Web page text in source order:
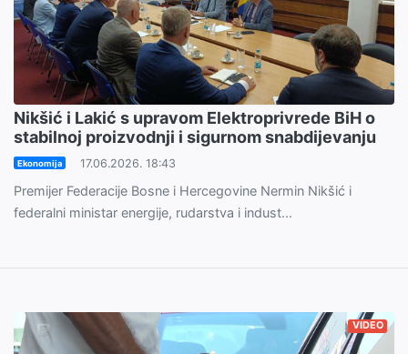
Nikšić i Lakić s upravom Elektroprivrede BiH o
stabilnoj proizvodnji i sigurnom snabdijevanju
Ekonomija 17.06.2026. 18:43
Premijer Federacije Bosne i Hercegovine Nermin Nikšić i
federalni ministar energije, rudarstva i indust...
VIDEO